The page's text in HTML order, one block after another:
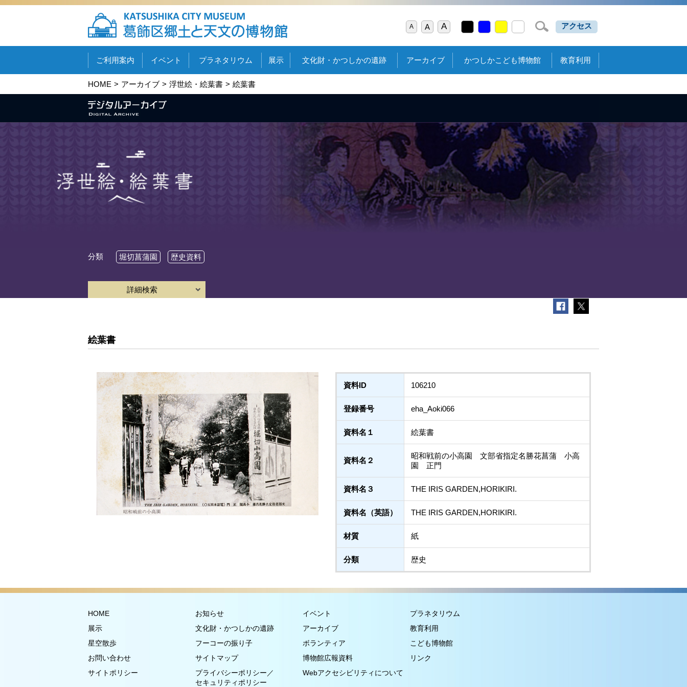
A A A アクセス
ご利用案内 イベント プラネタリウム 展示 文化財・かつしかの遺跡 アーカイブ かつしかこども博物館 教育利用
HOME アーカイブ 浮世絵・絵葉書 絵葉書
分類 堀切菖蒲園 歴史資料
詳細検索
絵葉書
資料ID 106210
登録番号 eha_Aoki066
資料名１ 絵葉書
資料名２
昭和戦前の小高園 文部省指定名勝花菖蒲 小高
園 正門
資料名３ THE IRIS GARDEN,HORIKIRI.
資料名（英語） THE IRIS GARDEN,HORIKIRI.
材質 紙
分類 歴史
HOME お知らせ イベント
プラネタリウム
展示
文化財・かつしかの遺跡 アーカイブ
教育利用
星空散歩
フーコーの振り子 ボランティア
こども博物館
お問い合わせ
サイトマップ 博物館広報資料
リンク
サイトポリシー
プライバシーポリシー／
セキュリティポリシー
Webアクセシビリティについて